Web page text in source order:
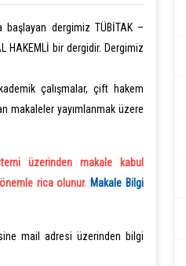
başlayan dergimiz TÜBİTAK –
HAKEMLİ bir dergidir. Dergimiz
çalışmalar, çift hakem
makaleler yayımlanmak üzere
üzerinden makale kabul
rica olunur. Makale Bilgi
mail adresi üzerinden bilgi